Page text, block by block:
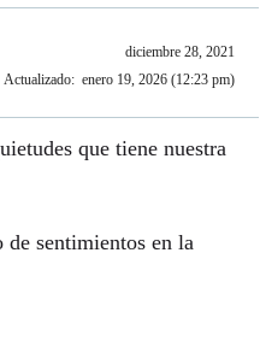
diciembre 28, 2021
Actualizado: enero 19, 2026 (12:23 pm)
que tiene nuestra
de sentimientos en la